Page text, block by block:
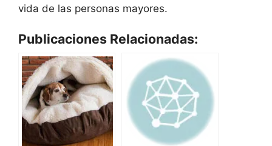
vida de las personas mayores.
Publicaciones Relacionadas: